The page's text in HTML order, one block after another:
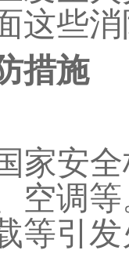
这些
措施
家安
空调
等引